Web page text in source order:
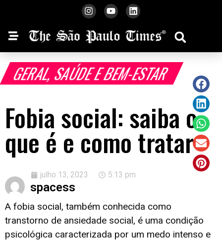
GERAL
,SAÚDE E BEM-ESTAR
Fobia social: saiba o
que é e como tratar
spacess
julho 13, 2023 5:13 pm
A fobia social, também conhecida como
transtorno de ansiedade social, é uma condição
psicológica caracterizada por um medo intenso e